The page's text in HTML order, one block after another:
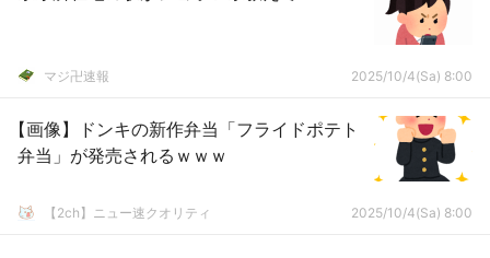
マジ卍速報 2025/10/4(Sa) 8:00
【画像】ドンキの新作弁当「フライドポテト
弁当」が発売されるｗｗｗ
【2ch】ニュー速クオリティ 2025/10/4(Sa) 8:00